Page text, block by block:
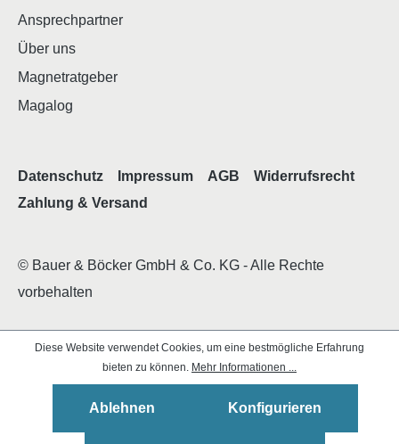
Ansprechpartner
Über uns
Magnetratgeber
Magalog
© Bauer & Böcker GmbH & Co. KG - Alle Rechte
vorbehalten
Datenschutz Impressum AGB
Widerrufsrecht
Zahlung & Versand
Diese Website verwendet Cookies, um eine bestmögliche Erfahrung
bieten zu können. Mehr Informationen ...
Ablehnen Konfigurieren